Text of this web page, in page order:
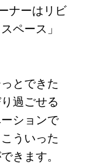
ナーはリビ
ペース」
とできた
過ごせる
ションで
ういった
きます。